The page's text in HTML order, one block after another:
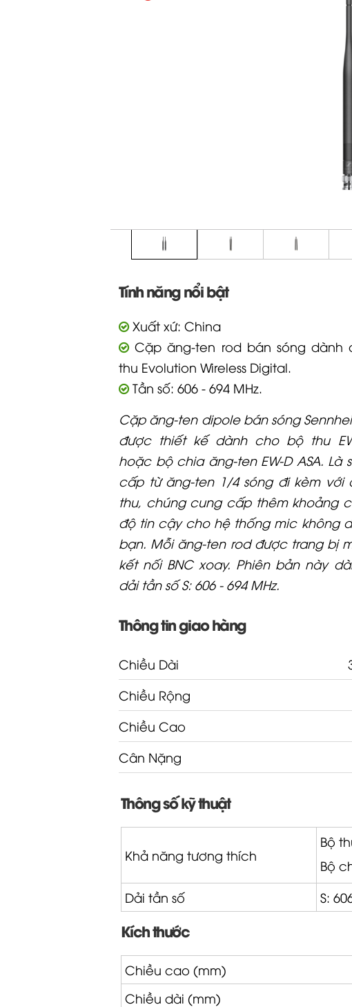
Tính năng nổi bật
Xuất xứ: China
Cặp ăng-ten rod bán sóng dành
thu Evolution Wireless Digital.
Tần số: 606 - 694 MHz.
Cặp ăng-ten dipole bán sóng
được thiết kế dành cho bộ thu
hoặc bộ chia ăng-ten EW-D ASA. Là
cấp từ ăng-ten 1/4 sóng đi kèm với
thu, chúng cung cấp thêm khoảng
độ tin cậy cho hệ thống mic không
bạn. Mỗi ăng-ten rod được trang bị
kết nối BNC xoay. Phiên bản này
dải tần số S: 606 - 694 MHz.
Thông tin giao hàng
Chiều Dài
Chiều Rộng
Chiều Cao
Cân Nặng
Thông số kỹ thuật
Khả năng tương thích
Bộ
Bộ
Dải tần số
S:
Kích thước
Chiều cao (mm)
Chiều dài (mm)